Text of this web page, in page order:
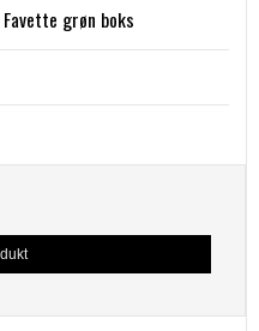
grøn boks